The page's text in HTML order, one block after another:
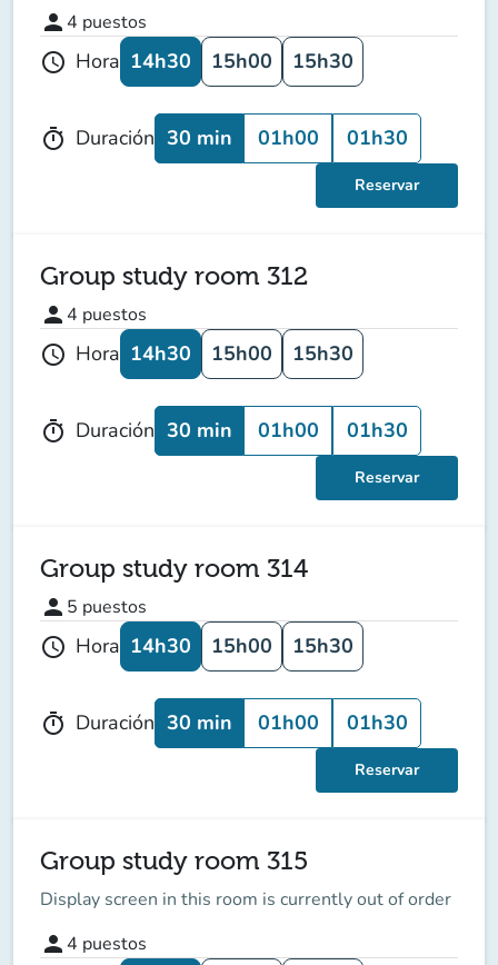
person 4 puestos
schedule Hora 14h30 15h00 15h30
timer Duración 30 min 01h00 01h30
Reservar
Group study room 312
person 4 puestos
schedule Hora 14h30 15h00 15h30
timer Duración 30 min 01h00 01h30
Reservar
Group study room 314
person 5 puestos
schedule Hora 14h30 15h00 15h30
timer Duración 30 min 01h00 01h30
Reservar
Group study room 315
Display screen in this room is currently out of order
person 4 puestos